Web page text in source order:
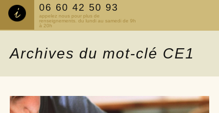
06 60 42 50 93
appelez nous pour plus de
renseignements. du lundi au samedi de 9h
à 20h
Archives du mot-clé CE1